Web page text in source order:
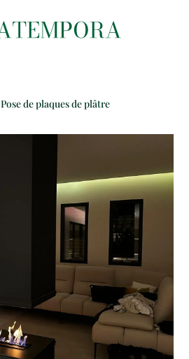
Pose de plaques de plâtre